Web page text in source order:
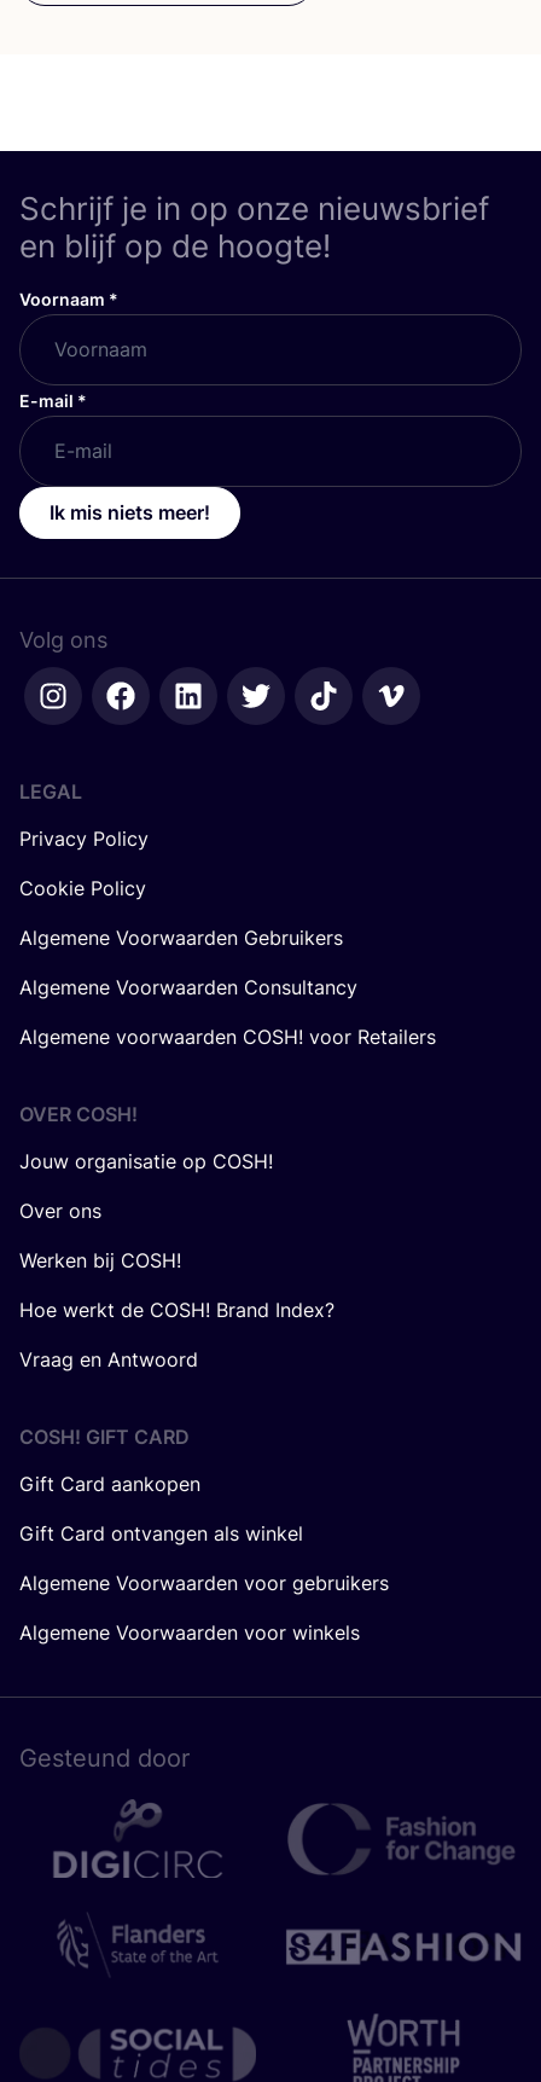
Schrijf je in op onze nieuwsbrief
en blijf op de hoogte!
Voornaam *
E-mail *
Ik mis niets meer!
Volg ons
LEGAL
Privacy Policy
Cookie Policy
Algemene Voorwaarden Gebruikers
Algemene Voorwaarden Consultancy
Algemene voorwaarden COSH! voor Retailers
OVER COSH!
Jouw organisatie op COSH!
Over ons
Werken bij COSH!
Hoe werkt de COSH! Brand Index?
Vraag en Antwoord
COSH! GIFT CARD
Gift Card aankopen
Gift Card ontvangen als winkel
Algemene Voorwaarden voor gebruikers
Algemene Voorwaarden voor winkels
Gesteund door